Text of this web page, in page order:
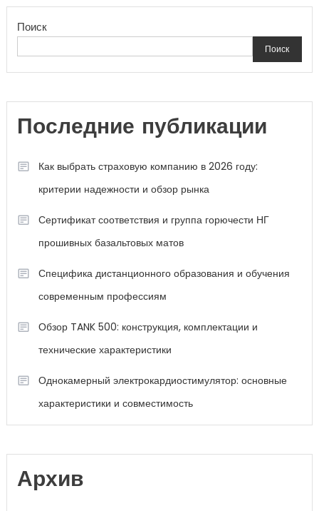
Поиск
Поиск
Последние публикации
Как выбрать страховую компанию в 2026 году:
критерии надежности и обзор рынка
Сертификат соответствия и группа горючести НГ
прошивных базальтовых матов
Специфика дистанционного образования и обучения
современным профессиям
Обзор TANK 500: конструкция, комплектации и
технические характеристики
Однокамерный электрокардиостимулятор: основные
характеристики и совместимость
Архив